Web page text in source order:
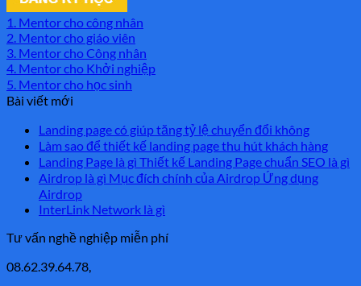
1. Mentor cho công nhân
2. Mentor cho giáo viên
3. Mentor cho Công nhân
4. Mentor cho Khởi nghiệp
5. Mentor cho học sinh
Bài viết mới
Landing page có giúp tăng tỷ lệ chuyển đổi không
Làm sao để thiết kế landing page thu hút khách hàng
Landing Page là gì Thiết kế Landing Page chuẩn SEO là gì
Airdrop là gì Mục đích chính của Airdrop Ứng dụng
Airdrop
InterLink Network là gì
Tư vấn nghề nghiệp miễn phí
08.62.39.64.78,